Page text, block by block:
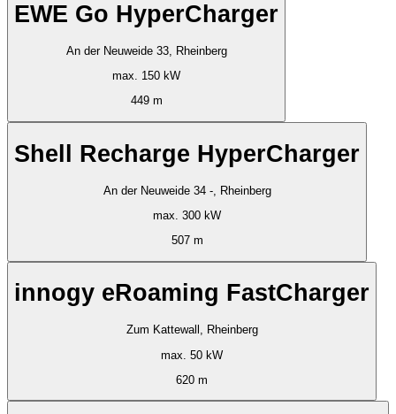
EWE Go HyperCharger
An der Neuweide 33, Rheinberg
max. 150 kW
449 m
Shell Recharge HyperCharger
An der Neuweide 34 -, Rheinberg
max. 300 kW
507 m
innogy eRoaming FastCharger
Zum Kattewall, Rheinberg
max. 50 kW
620 m